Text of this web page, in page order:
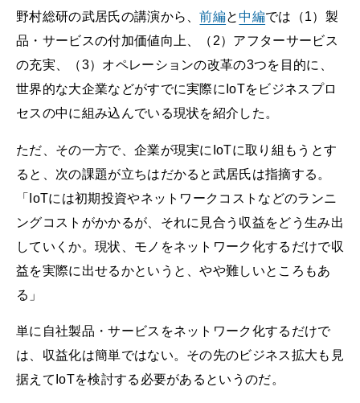
野村総研の武居氏の講演から、前編と中編では（1）製
品・サービスの付加価値向上、（2）アフターサービス
の充実、（3）オペレーションの改革の3つを目的に、
世界的な大企業などがすでに実際にIoTをビジネスプロ
セスの中に組み込んでいる現状を紹介した。
ただ、その一方で、企業が現実にIoTに取り組もうとす
ると、次の課題が立ちはだかると武居氏は指摘する。
「IoTには初期投資やネットワークコストなどのランニ
ングコストがかかるが、それに見合う収益をどう生み出
していくか。現状、モノをネットワーク化するだけで収
益を実際に出せるかというと、やや難しいところもあ
る」
単に自社製品・サービスをネットワーク化するだけで
は、収益化は簡単ではない。その先のビジネス拡大も見
据えてIoTを検討する必要があるというのだ。